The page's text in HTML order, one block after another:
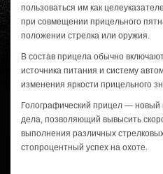
пользоваться им как
при совмещении прицельного
положении стрелка или оружия.
В состав прицела обычно
источника питания и систему
изменения яркости прицельного
Голографический прицел — новый
дела, позволяющий вывысить
выполнения различных
стопроцентный успех на охоте.